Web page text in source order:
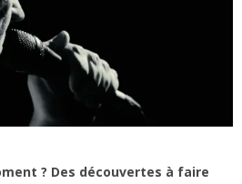
? Des découvertes à faire